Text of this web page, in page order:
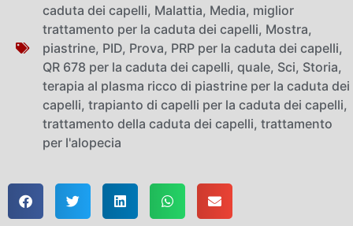
caduta dei capelli, Malattia, Media, miglior
trattamento per la caduta dei capelli, Mostra,
piastrine, PID, Prova, PRP per la caduta dei capelli,
QR 678 per la caduta dei capelli, quale, Sci, Storia,
terapia al plasma ricco di piastrine per la caduta dei
capelli, trapianto di capelli per la caduta dei capelli,
trattamento della caduta dei capelli, trattamento
per l'alopecia